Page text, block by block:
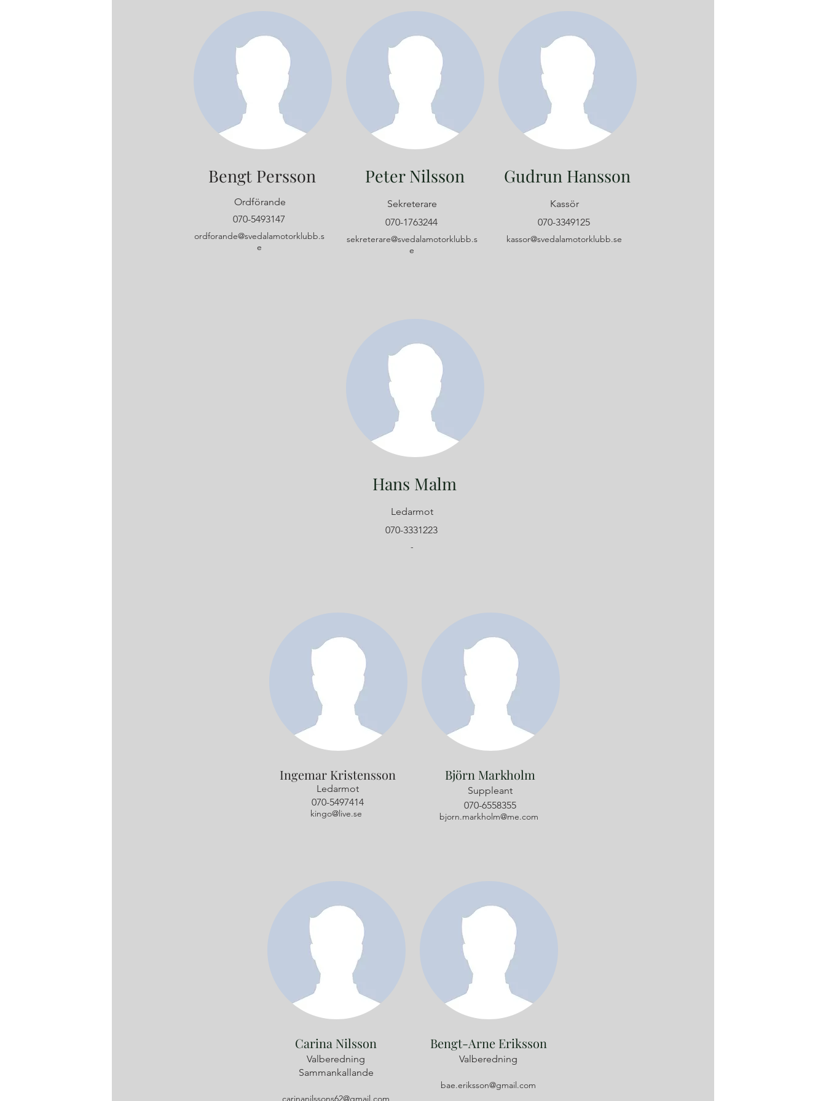
Bengt Persson
Ordförande
070-5493147
ordforande@svedalamotorklubb.s
e
Peter Nilsson
Sekreterare
070-1763244
sekreterare@svedalamotorklubb.s
e
Gudrun Hansson
Kassör
070-3349125
kassor@svedalamotorklubb.se
Hans Malm
Ledarmot
070-3331223
-
Ingemar Kristensson
Ledarmot
070-5497414
kingo@live.se
Björn Markholm
Suppleant
070-6558355
bjorn.markholm@me.com
Carina Nilsson
Valberedning
Sammankallande
carinanilssons62@gmail.com
Bengt-Arne Eriksson
Valberedning
bae.eriksson@gmail.com